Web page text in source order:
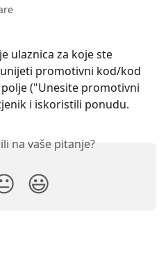
ulaznica za koje ste
promotivni kod/kod
("Unesite promotivni
i iskoristili ponudu.
na vaše pitanje?
😃